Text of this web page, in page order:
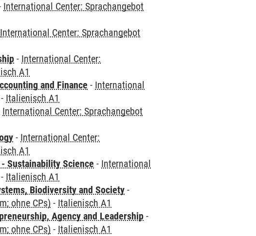
International Center: Sprachangebot
International Center: Sprachangebot
- International Center:
A1
and Finance - International
- Italienisch A1
International Center: Sprachangebot
- International Center:
A1
Sustainability Science - International
- Italienisch A1
Biodiversity and Society -
ohne CPs) - Italienisch A1
Agency and Leadership -
ohne CPs) - Italienisch A1